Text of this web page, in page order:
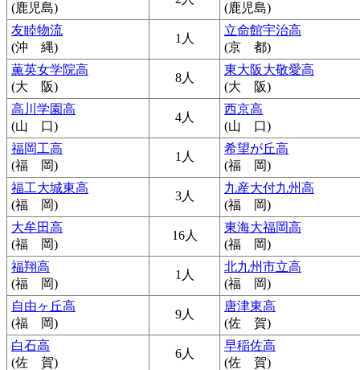
(鹿児島)
(鹿児島)
友睦物流
(沖 縄)
1人
立命館宇治高
(京 都)
薫英女学院高
(大 阪)
8人
東大阪大敬愛高
(大 阪)
高川学園高
(山 口)
4人
西京高
(山 口)
福岡工高
(福 岡)
1人
希望が丘高
(福 岡)
福工大城東高
(福 岡)
3人
九産大付九州高
(福 岡)
大牟田高
(福 岡)
16人
東海大福岡高
(福 岡)
福翔高
(福 岡)
1人
北九州市立高
(福 岡)
自由ヶ丘高
(福 岡)
9人
唐津東高
(佐 賀)
白石高
(佐 賀)
6人
早稲佐高
(佐 賀)